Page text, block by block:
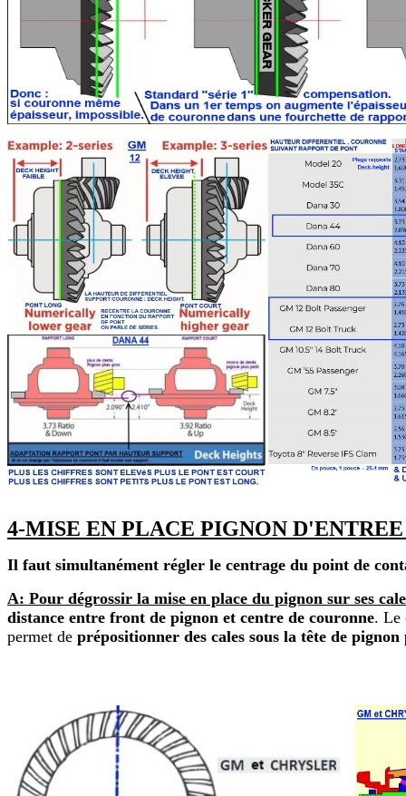
4-MISE EN PLACE PIGNON
Il faut simultanément régler le centrage du point de
A: Pour dégrossir la mise en place du pignon sur ses
distance entre front de pignon et centre de couronne. Le
permet de prépositionner des cales sous la tête de